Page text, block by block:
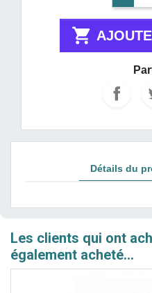

Détails du
Les clients qui ont
également acheté...